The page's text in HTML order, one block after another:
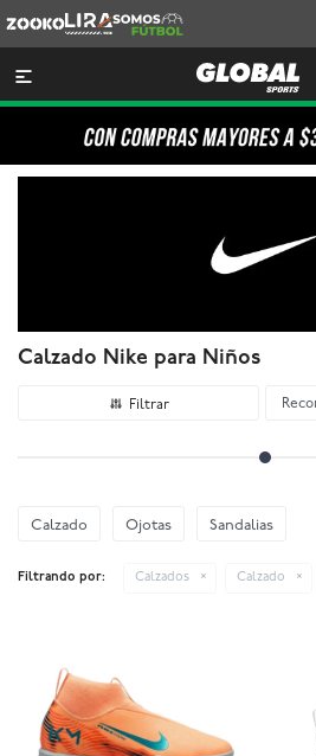
Lira
Somos
Futbol

Calzado Nike para Niños
Calzado Ojotas Sandalias
Filtrando por: Calzados Calzado